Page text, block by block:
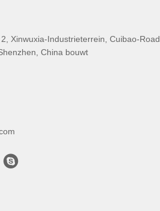
Xinwuxia-Industrieterrein, Cuibao-Road,
China bouwt